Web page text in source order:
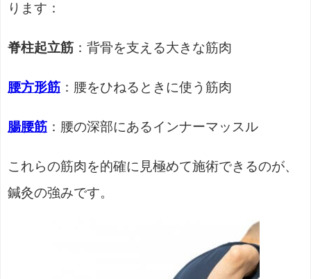
ります：
脊柱起立筋 ：背骨を支える大きな筋肉
腰方形筋 ：腰をひねるときに使う筋肉
腸腰筋 ：腰の深部にあるインナーマッスル
これらの筋肉を的確に見極めて施術できるのが、
鍼灸の強みです。